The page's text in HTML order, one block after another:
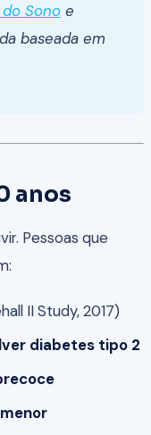
Sono e
baseada em
anos
Pessoas que
II Study, 2017)
diabetes tipo 2